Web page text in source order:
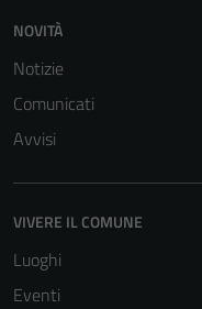
NOVITÀ
Notizie
Comunicati
Avvisi
VIVERE IL COMUNE
Luoghi
Eventi